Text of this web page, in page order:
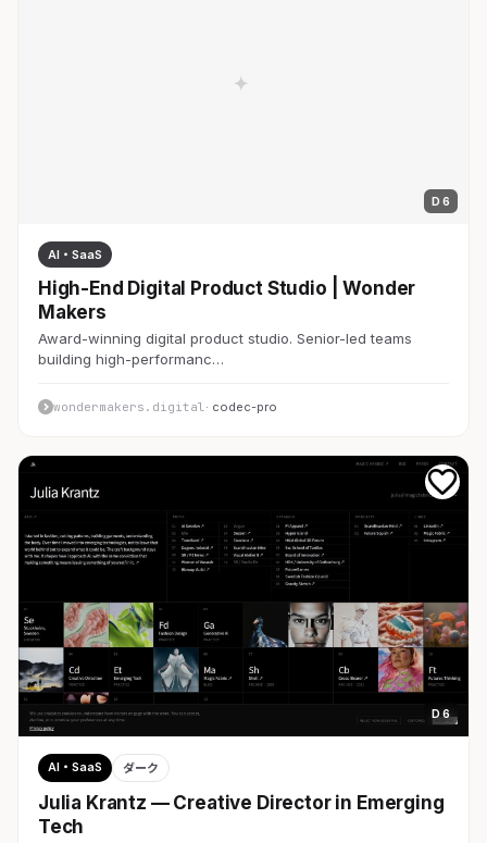
D 6
AI・SaaS
High-End Digital Product Studio | Wonder
Makers
Award-winning digital product studio. Senior-led teams
building high-performanc…
wondermakers.digital · codec-pro
D 6
AI・SaaS ダーク
Julia Krantz — Creative Director in Emerging
Tech